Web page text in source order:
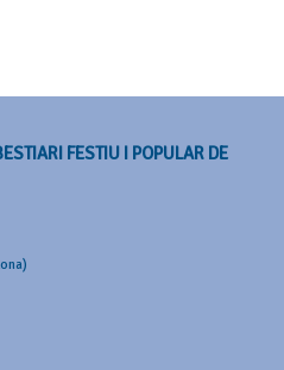
FESTIU I POPULAR DE